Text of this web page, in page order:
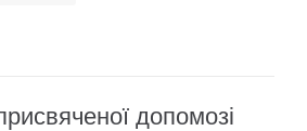
допомозі